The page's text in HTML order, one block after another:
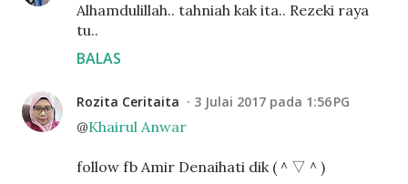
Alhamdulillah.. tahniah kak ita.. Rezeki raya
tu..
BALAS
Rozita Ceritaita 3 Julai 2017 pada 1:56 PG
@Khairul Anwar
follow fb Amir Denaihati dik (＾▽＾)